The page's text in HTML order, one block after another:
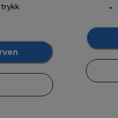
trykk